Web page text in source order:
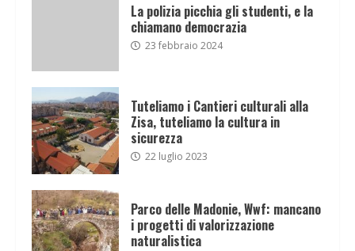
La polizia picchia gli studenti, e la
chiamano democrazia
23 febbraio 2024
Tuteliamo i Cantieri culturali alla
Zisa, tuteliamo la cultura in
sicurezza
22 luglio 2023
Parco delle Madonie, Wwf: mancano
i progetti di valorizzazione
naturalistica